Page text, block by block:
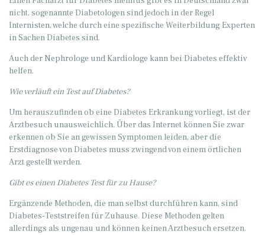
nicht, sogenannte Diabetologen sind jedoch in der Regel
Internisten, welche durch eine spezifische Weiterbildung Experten
in Sachen Diabetes sind.
Auch der Nephrologe und Kardiologe kann bei Diabetes effektiv
helfen.
Wie verläuft ein Test auf Diabetes?
Um herauszufinden ob eine Diabetes Erkrankung vorliegt, ist der
Arztbesuch unausweichlich. Über das Internet können Sie zwar
erkennen ob Sie an gewissen Symptomen leiden, aber die
Erstdiagnose von Diabetes muss zwingend von einem örtlichen
Arzt gestellt werden.
Gibt es einen Diabetes Test für zu Hause?
Ergänzende Methoden, die man selbst durchführen kann, sind
Diabetes-Teststreifen für Zuhause. Diese Methoden gelten
allerdings als ungenau und können keinen Arztbesuch ersetzen.